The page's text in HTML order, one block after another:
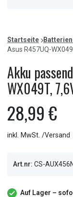
of
1
Startseite
Asus R457UQ-
Akku
WX049T,
28,99 €
inkl. MwSt. /Versand
Art.nr: CS-
Auf Lager –